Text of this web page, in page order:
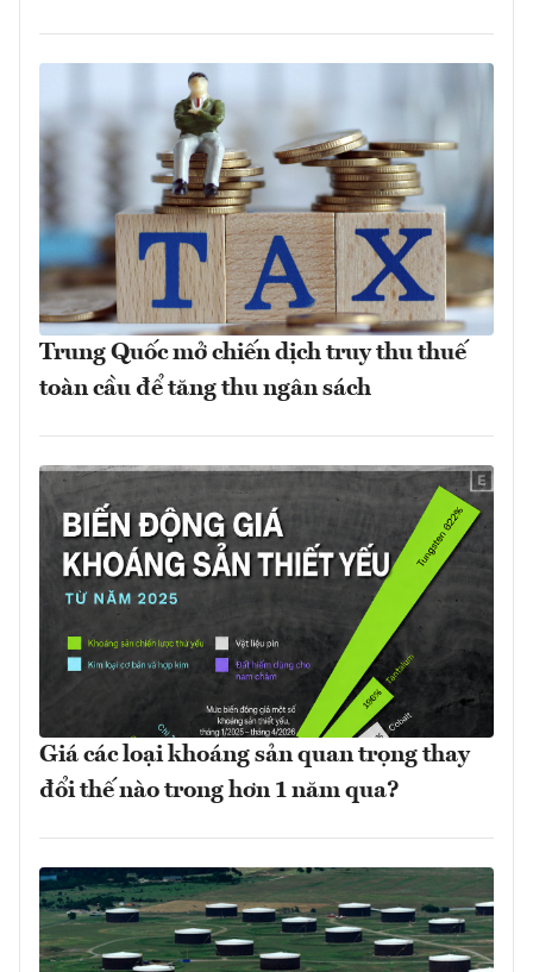
Trung Quốc mở chiến dịch truy thu thuế
toàn cầu để tăng thu ngân sách
Giá các loại khoáng sản quan trọng thay
đổi thế nào trong hơn 1 năm qua?